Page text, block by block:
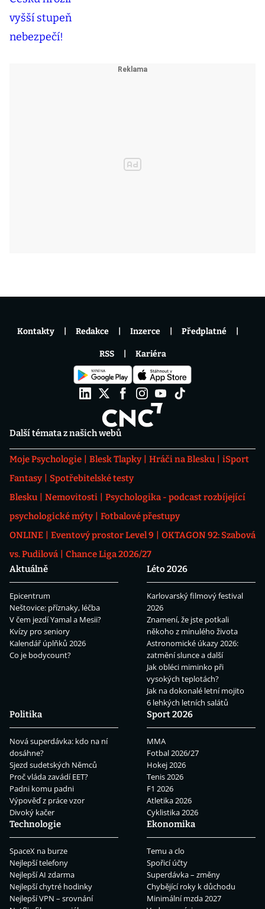
Další témata z našich webů
Moje Psychologie Blesk Tlapky Hráči na Blesku
iSport
Fantasy
Spotřebitelské testy
Blesku
Nemovitosti
Psychologika - podcast rozbíjející
psychologické mýty
Fotbalové přestupy
ONLINE
Eventový prostor Level 9
OKTAGON 92: Szabová
vs. Pudilová
Chance Liga 2026/27
Aktuálně
Epicentrum
Neštovice: příznaky, léčba
V čem jezdí Yamal a Mesii?
Kvízy pro seniory
Kalendář úplňků 2026
Co je bodycount?
Léto 2026
Karlovarský filmový festival
2026
Znamení, že jste potkali
někoho z minulého života
Astronomické úkazy 2026:
zatmění slunce a další
Jak obléci miminko při
vysokých teplotách?
Jak na dokonalé letní mojito
6 lehkých letních salátů
Politika
Nová superdávka: kdo na ní
dosáhne?
Sjezd sudetských Němců
Proč vláda zavádí EET?
Padni komu padni
Výpověď z práce vzor
Divoký kačer
Sport 2026
MMA
Fotbal 2026/27
Hokej 2026
Tenis 2026
F1 2026
Atletika 2026
Cyklistika 2026
Technologie
SpaceX na burze
Nejlepší telefony
Nejlepší AI zdarma
Nejlepší chytré hodinky
Nejlepší VPN – srovnání
Ekonomika
Temu a clo
Spořicí účty
Superdávka – změny
Chybějící roky k důchodu
Minimální mzda 2027
Kontakty Redakce Inzerce Předplatné
RSS Kariéra